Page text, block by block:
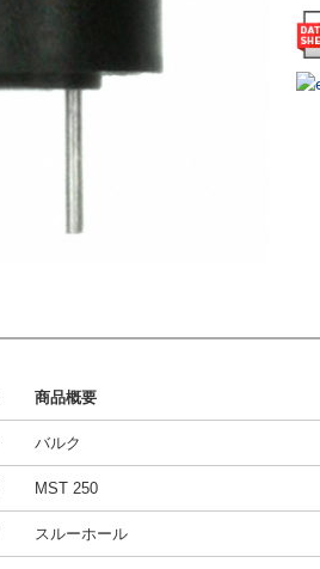
商品概要
バルク
MST 250
スルーホール